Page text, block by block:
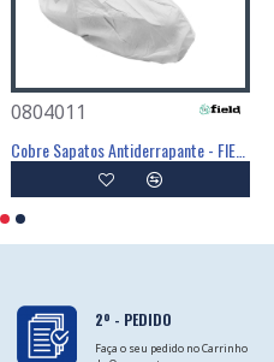
0804011
2º - PEDIDO
Faça o seu pedido no Carrinho